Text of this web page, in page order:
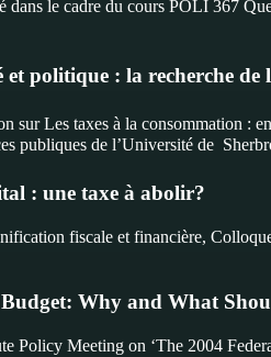
dans le cadre du cours POLI 367
et politique : la recherche
sur Les taxes à la consommation :
publiques de l’Université de
: une taxe à abolir?
fiscale et financière,
Why and What
Policy Meeting on ‘The 2004